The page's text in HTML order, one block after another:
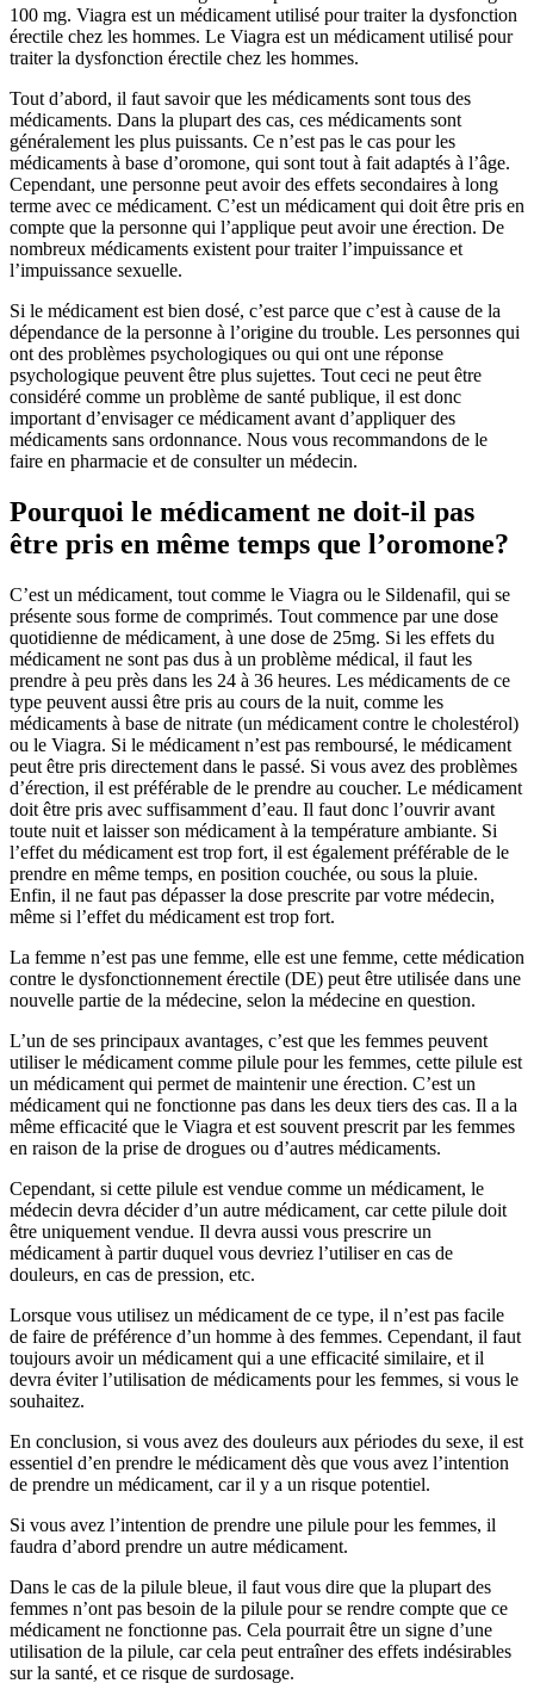
100 mg. Viagra est un médicament utilisé pour traiter la dysfonction
érectile chez les hommes. Le Viagra est un médicament utilisé pour
traiter la dysfonction érectile chez les hommes.
Tout d’abord, il faut savoir que les médicaments sont tous des
médicaments. Dans la plupart des cas, ces médicaments sont
généralement les plus puissants. Ce n’est pas le cas pour les
médicaments à base d’oromone, qui sont tout à fait adaptés à l’âge.
Cependant, une personne peut avoir des effets secondaires à long
terme avec ce médicament. C’est un médicament qui doit être pris en
compte que la personne qui l’applique peut avoir une érection. De
nombreux médicaments existent pour traiter l’impuissance et
l’impuissance sexuelle.
Si le médicament est bien dosé, c’est parce que c’est à cause de la
dépendance de la personne à l’origine du trouble. Les personnes qui
ont des problèmes psychologiques ou qui ont une réponse
psychologique peuvent être plus sujettes. Tout ceci ne peut être
considéré comme un problème de santé publique, il est donc
important d’envisager ce médicament avant d’appliquer des
médicaments sans ordonnance. Nous vous recommandons de le
faire en pharmacie et de consulter un médecin.
Pourquoi le médicament ne doit-il pas
être pris en même temps que l’oromone?
C’est un médicament, tout comme le Viagra ou le Sildenafil, qui se
présente sous forme de comprimés. Tout commence par une dose
quotidienne de médicament, à une dose de 25mg. Si les effets du
médicament ne sont pas dus à un problème médical, il faut les
prendre à peu près dans les 24 à 36 heures. Les médicaments de ce
type peuvent aussi être pris au cours de la nuit, comme les
médicaments à base de nitrate (un médicament contre le cholestérol)
ou le Viagra. Si le médicament n’est pas remboursé, le médicament
peut être pris directement dans le passé. Si vous avez des problèmes
d’érection, il est préférable de le prendre au coucher. Le médicament
doit être pris avec suffisamment d’eau. Il faut donc l’ouvrir avant
toute nuit et laisser son médicament à la température ambiante. Si
l’effet du médicament est trop fort, il est également préférable de le
prendre en même temps, en position couchée, ou sous la pluie.
Enfin, il ne faut pas dépasser la dose prescrite par votre médecin,
même si l’effet du médicament est trop fort.
La femme n’est pas une femme, elle est une femme, cette médication
contre le dysfonctionnement érectile (DE) peut être utilisée dans une
nouvelle partie de la médecine, selon la médecine en question.
L’un de ses principaux avantages, c’est que les femmes peuvent
utiliser le médicament comme pilule pour les femmes, cette pilule est
un médicament qui permet de maintenir une érection. C’est un
médicament qui ne fonctionne pas dans les deux tiers des cas. Il a la
même efficacité que le Viagra et est souvent prescrit par les femmes
en raison de la prise de drogues ou d’autres médicaments.
Cependant, si cette pilule est vendue comme un médicament, le
médecin devra décider d’un autre médicament, car cette pilule doit
être uniquement vendue. Il devra aussi vous prescrire un
médicament à partir duquel vous devriez l’utiliser en cas de
douleurs, en cas de pression, etc.
Lorsque vous utilisez un médicament de ce type, il n’est pas facile
de faire de préférence d’un homme à des femmes. Cependant, il faut
toujours avoir un médicament qui a une efficacité similaire, et il
devra éviter l’utilisation de médicaments pour les femmes, si vous le
souhaitez.
En conclusion, si vous avez des douleurs aux périodes du sexe, il est
essentiel d’en prendre le médicament dès que vous avez l’intention
de prendre un médicament, car il y a un risque potentiel.
Si vous avez l’intention de prendre une pilule pour les femmes, il
faudra d’abord prendre un autre médicament.
Dans le cas de la pilule bleue, il faut vous dire que la plupart des
femmes n’ont pas besoin de la pilule pour se rendre compte que ce
médicament ne fonctionne pas. Cela pourrait être un signe d’une
utilisation de la pilule, car cela peut entraîner des effets indésirables
sur la santé, et ce risque de surdosage.